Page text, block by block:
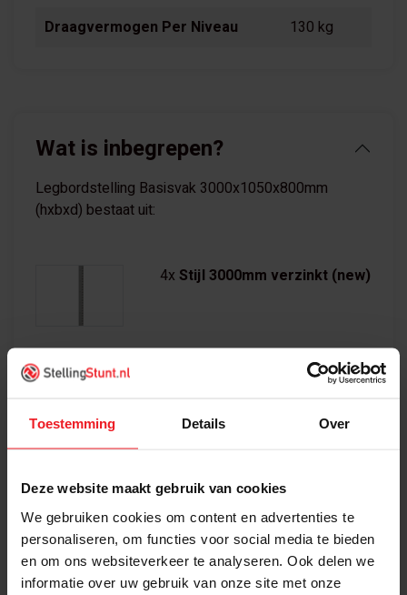
Toestemming Details Over
Deze website maakt gebruik van cookies
We gebruiken cookies om content en advertenties te
personaliseren, om functies voor social media te bieden
en om ons websiteverkeer te analyseren. Ook delen we
informatie over uw gebruik van onze site met onze
Draagvermogen Per Niveau
130 kg
Wat is inbegrepen?
Legbordstelling Basisvak 3000x1050x800mm
(hxbxd) bestaat uit:
4x Stijl 3000mm verzinkt (new)
Voetplaat staal klein (enkel)
10x Legbord 980x400mm
(new)